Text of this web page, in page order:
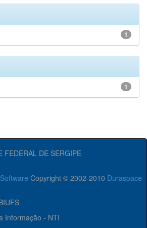
1
1
FEDERAL DE SERGIPE
Copyright © 2002-2010 Duraspace
Informação - NTI